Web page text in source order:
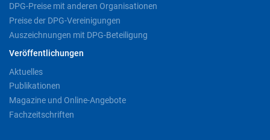
DPG-Preise mit anderen Organisationen
Preise der DPG-Vereinigungen
Auszeichnungen mit DPG-Beteiligung
Veröffentlichungen
Aktuelles
Publikationen
Magazine und Online-Angebote
Fachzeitschriften